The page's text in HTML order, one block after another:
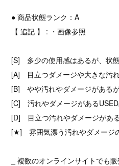
● 商品状態ランク：A
【 追記 】 : ・画像参照
[S] 多少の使用感はあるが、状
[A] 目立つダメージや大きな汚
[B] やや汚れやダメージがある
[C] 汚れやダメージがある
[D] 目立つ汚れやダメージがあ
[★] 雰囲気漂う汚れやダメージ
_ 複数のオンラインサイトでも